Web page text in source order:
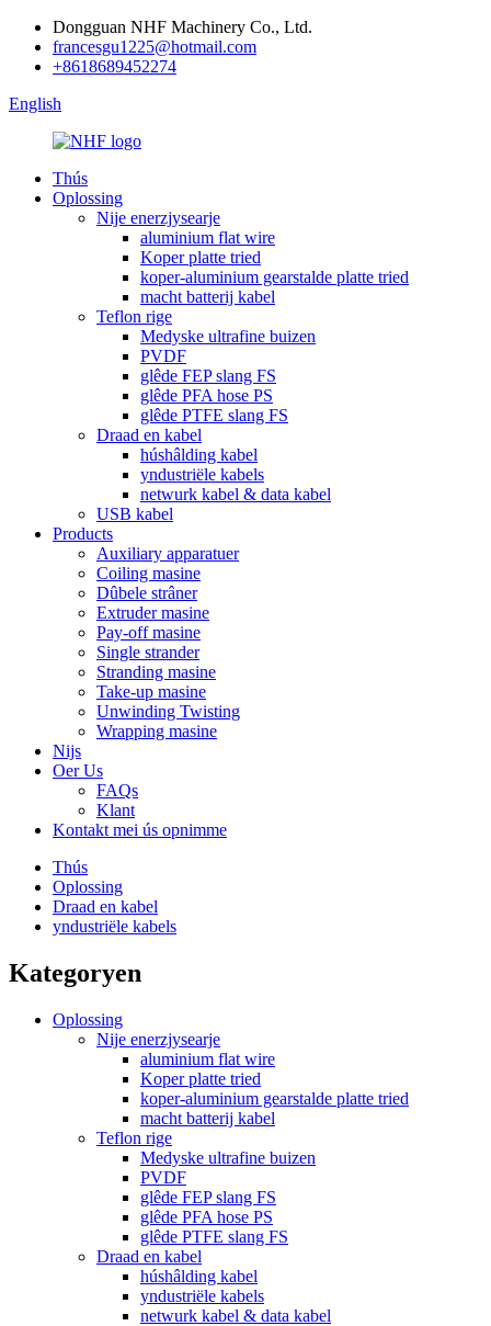
Dongguan NHF Machinery Co., Ltd.
francesgu1225@hotmail.com
+8618689452274
English
Thús
Oplossing
Nije enerzjysearje
aluminium flat wire
Koper platte tried
koper-aluminium gearstalde platte tried
macht batterij kabel
Teflon rige
Medyske ultrafine buizen
PVDF
glêde FEP slang FS
glêde PFA hose PS
glêde PTFE slang FS
Draad en kabel
húshâlding kabel
yndustriële kabels
netwurk kabel & data kabel
USB kabel
Products
Auxiliary apparatuer
Coiling masine
Dûbele strâner
Extruder masine
Pay-off masine
Single strander
Stranding masine
Take-up masine
Unwinding Twisting
Wrapping masine
Nijs
Oer Us
FAQs
Klant
Kontakt mei ús opnimme
Thús
Oplossing
Draad en kabel
yndustriële kabels
Kategoryen
Oplossing
Nije enerzjysearje
aluminium flat wire
Koper platte tried
koper-aluminium gearstalde platte tried
macht batterij kabel
Teflon rige
Medyske ultrafine buizen
PVDF
glêde FEP slang FS
glêde PFA hose PS
glêde PTFE slang FS
Draad en kabel
húshâlding kabel
yndustriële kabels
netwurk kabel & data kabel